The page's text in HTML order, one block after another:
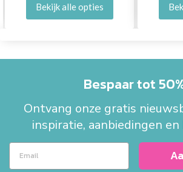
Bekijk alle opties
Bespaar tot
Ontvang onze gratis
inspiratie, aanbiedingen